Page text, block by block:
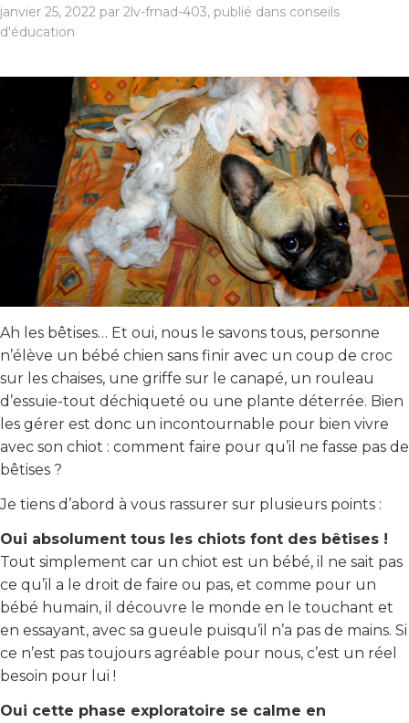
janvier 25, 2022 par 2lv-frnad-403, publié dans conseils
d'éducation
Ah les bêtises… Et oui, nous le savons tous, personne
n’élève un bébé chien sans finir avec un coup de croc
sur les chaises, une griffe sur le canapé, un rouleau
d’essuie-tout déchiqueté ou une plante déterrée. Bien
les gérer est donc un incontournable pour bien vivre
avec son chiot : comment faire pour qu’il ne fasse pas de
bêtises ?
Je tiens d’abord à vous rassurer sur plusieurs points :
Oui absolument tous les chiots font des bêtises !
Tout simplement car un chiot est un bébé, il ne sait pas
ce qu’il a le droit de faire ou pas, et comme pour un
bébé humain, il découvre le monde en le touchant et
en essayant, avec sa gueule puisqu’il n’a pas de mains. Si
ce n’est pas toujours agréable pour nous, c’est un réel
besoin pour lui !
Oui cette phase exploratoire se calme en